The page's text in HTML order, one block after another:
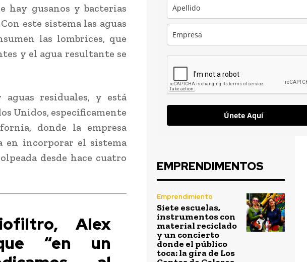
hay gusanos y bacterias
este sistema las aguas
las lombrices, que
y el agua resultante se
residuales, y está
Unidos, específicamente
donde la empresa
en incorporar el sistema
desde hace cuatro
Alex
“en un
Únete Aquí
EMPRENDIMENTOS
Emprendimiento
Siete escuelas,
instrumentos con
material reciclado
y un concierto
donde el público
toca: la gira de Los